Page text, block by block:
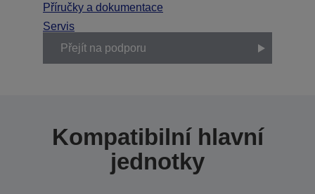
Příručky a dokumentace
Servis
Přejít na podporu
Kompatibilní hlavní
jednotky